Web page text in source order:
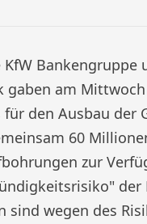
Bankengruppe
am Mittwoch
den Ausbau der
60
zur
wegen des